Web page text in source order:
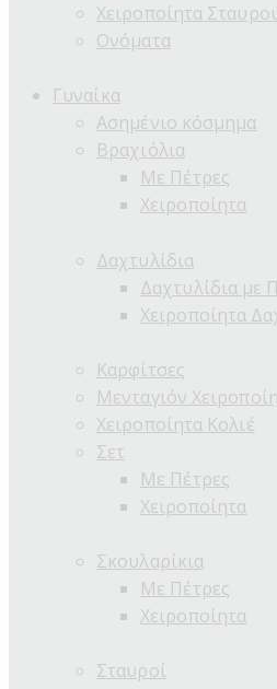
Χειροποίητα
Ονόματα
Γυναίκα
Ασημένιο κόσμημα
Βραχιόλια
Με Πέτρες
Χειροποίητα
Δαχτυλίδια
Δαχτυλίδια με
Χειροποίητα
Καρφίτσες
Μενταγιόν
Χειροποίητα Κολιέ
Σετ
Με Πέτρες
Χειροποίητα
Σκουλαρίκια
Με Πέτρες
Χειροποίητα
Σταυροί